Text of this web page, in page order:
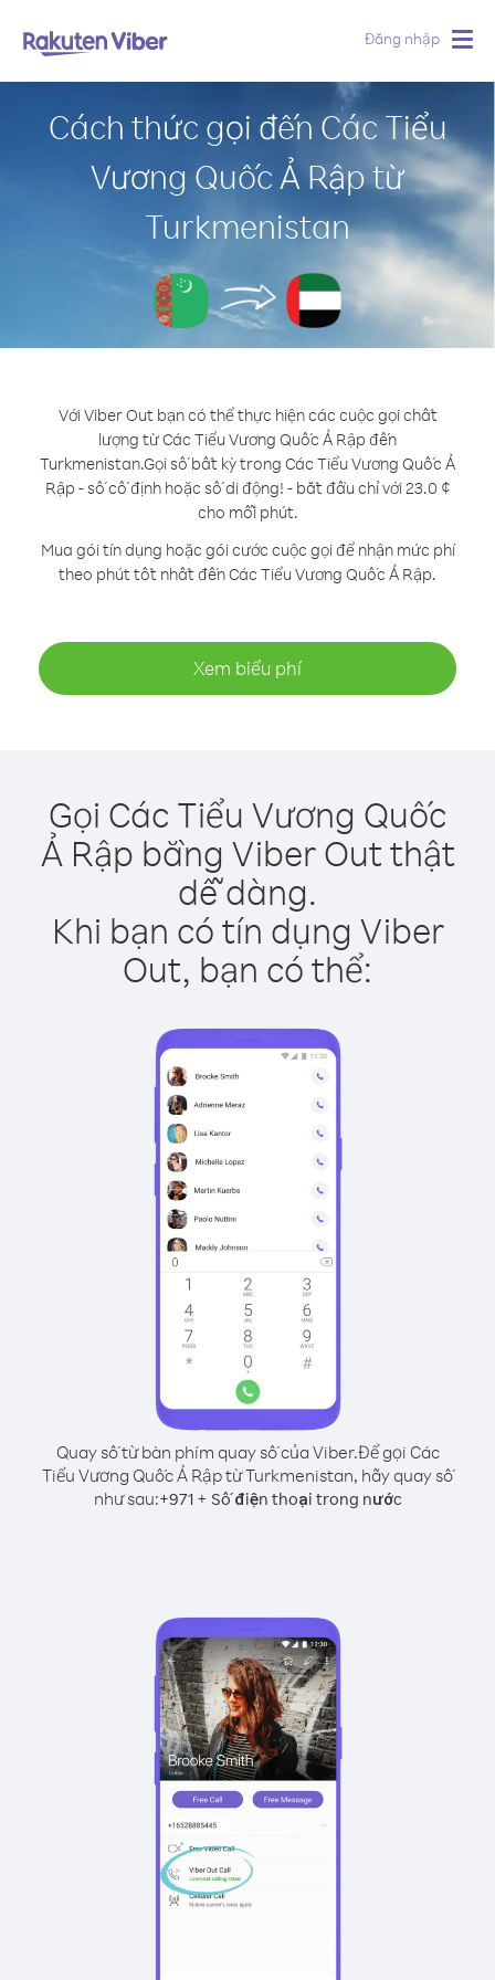
Đăng nhập
Cách thức gọi đến Các Tiểu
Vương Quốc Ả Rập từ
Turkmenistan
Với Viber Out bạn có thể thực hiện các cuộc gọi chất
lượng từ Các Tiểu Vương Quốc Ả Rập đến
Turkmenistan.Gọi số bất kỳ trong Các Tiểu Vương Quốc Ả
Rập - số cố định hoặc số di động! - bắt đầu chỉ với 23.0 ¢
cho mỗi phút.
Mua gói tín dụng hoặc gói cước cuộc gọi để nhận mức phí
theo phút tốt nhất đến Các Tiểu Vương Quốc Ả Rập.
Xem biểu phí
Gọi Các Tiểu Vương Quốc
Ả Rập bằng Viber Out thật
dễ dàng.
Khi bạn có tín dụng Viber
Out, bạn có thể:
Quay số từ bàn phím quay số của Viber.Để gọi Các
Tiểu Vương Quốc Ả Rập từ Turkmenistan, hãy quay số
như sau:+971+ Số điện thoại trong nước